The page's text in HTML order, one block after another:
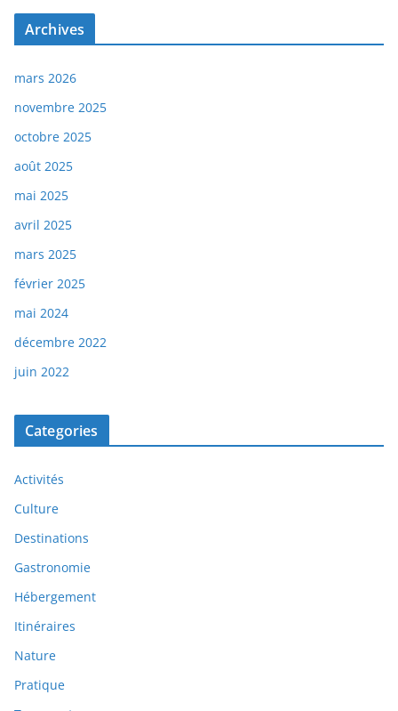
Archives
mars 2026
novembre 2025
octobre 2025
août 2025
mai 2025
avril 2025
mars 2025
février 2025
mai 2024
décembre 2022
juin 2022
Categories
Activités
Culture
Destinations
Gastronomie
Hébergement
Itinéraires
Nature
Pratique